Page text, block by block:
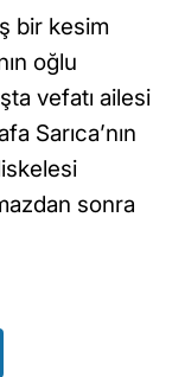
bir kesim
oğlu
vefatı ailesi
Sarıca’nın
sonra